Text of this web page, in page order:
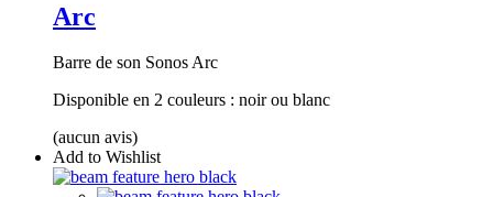
Arc
Barre de son Sonos Arc
Disponible en 2 couleurs : noir ou blanc
(aucun avis)
Add to Wishlist